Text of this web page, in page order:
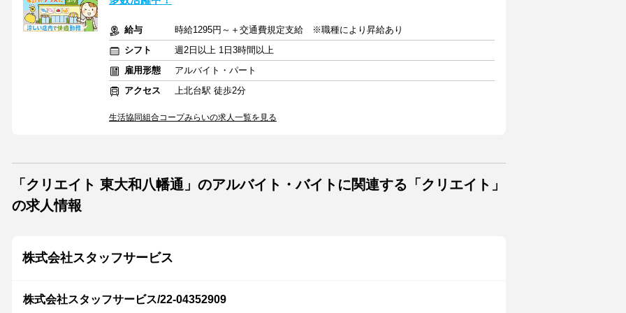
給与
時給1295円～＋交通費規定支給 ※職種により昇給あり
シフト
週2日以上 1日3時間以上
雇用形態
アルバイト・パート
アクセス
上北台駅 徒歩2分
生活協同組合コープみらいの求人一覧を見る
「クリエイト 東大和八幡通」のアルバイト・バイトに関連する「クリエイト」
の求人情報
株式会社スタッフサービス
株式会社スタッフサービス/22-04352909